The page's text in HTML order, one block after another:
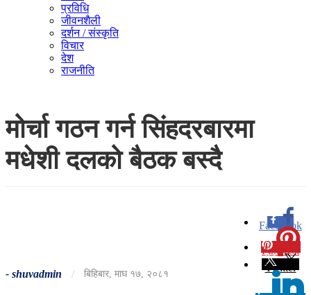
प्रविधि
जीवनशैली
दर्शन / संस्कृति
विचार
देश
राजनीति
मोर्चा गठन गर्न सिंहदरबारमा
मधेशी दलको बैठक बस्दै
- shuvadmin / बिहिबार, माघ १७, २०८१
Facebook
0
Pinterest
Twitter